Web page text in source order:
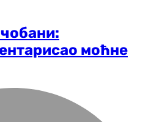
моћне